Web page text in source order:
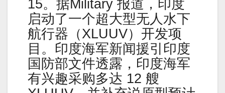
15。据Military 报道，印度
启动了一个超大型无人水下
航行器（XLUUV）开发项
目。印度海军新闻援引印度
国防部文件透露，印度海军
有兴趣采购多达 12 艘